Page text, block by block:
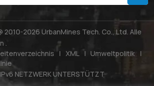
2026 UrbanMines Tech. Co., Ltd. Alle
.
| XML | Umweltpolitik |
IPv6 NETZWERK UNTERSTÜTZT